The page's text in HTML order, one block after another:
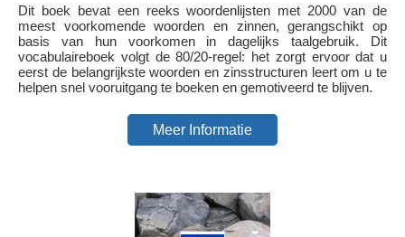
Dit boek bevat een reeks woordenlijsten met 2000 van de
meest voorkomende woorden en zinnen, gerangschikt op
basis van hun voorkomen in dagelijks taalgebruik. Dit
vocabulaireboek volgt de 80/20-regel: het zorgt ervoor dat u
eerst de belangrijkste woorden en zinsstructuren leert om u te
helpen snel vooruitgang te boeken en gemotiveerd te blijven.
Meer Informatie